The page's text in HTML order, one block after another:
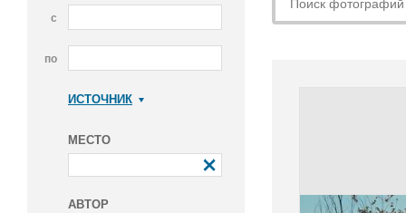
с
по
ИСТОЧНИК
МЕСТО
АВТОР